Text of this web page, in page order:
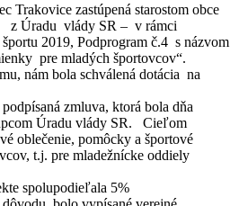
Trakovice zastúpená starostom obce
z Úradu vlády SR – v rámci
2019, Podprogram č.4 s názvom
pre mladých športovcov“.
nám bola schválená dotácia na
zmluva, ktorá bola dňa
Úradu vlády SR. Cieľom
oblečenie, pomôcky a športové
t.j. pre mladežnícke oddiely
spolupodieľala 5%